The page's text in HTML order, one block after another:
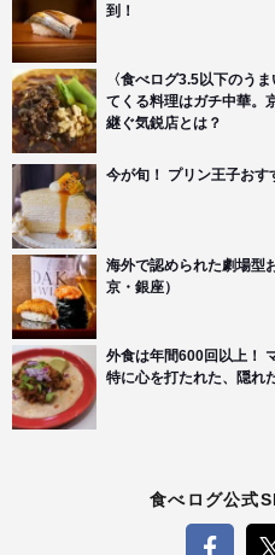
到！
〈食べログ3.5以下のう
てくる料理はガチ中華。
継ぐ気鋭店とは？
今が旬！ プリン王子お
海外で認められた劇場型
京・銀座）
外食は年間600回以上！
特に心を打たれた、隠れ
食べログ公式